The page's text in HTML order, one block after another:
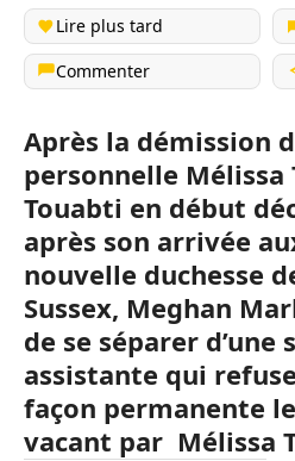
Lire plus tard
Commenter
Après la démission
personnelle Mélissa
Touabti en début
après son arrivée
nouvelle duchesse
Sussex, Meghan
de se séparer d’une
assistante qui
façon permanente
vacant par Mélissa